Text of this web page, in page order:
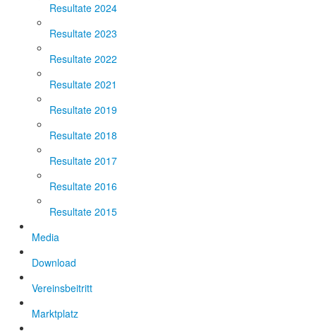
Resultate 2024
Resultate 2023
Resultate 2022
Resultate 2021
Resultate 2019
Resultate 2018
Resultate 2017
Resultate 2016
Resultate 2015
Media
Download
Vereinsbeitritt
Marktplatz